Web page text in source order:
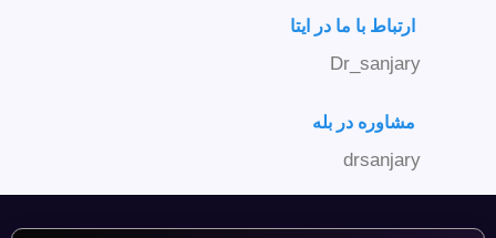
ارتباط با ما در ایتا
Dr_sanjary
مشاوره در بله
drsanjary